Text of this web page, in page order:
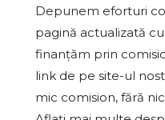
Depunem eforturi
pagină actualizată
finanțăm prin
link de pe site-ul
mic comision, fără